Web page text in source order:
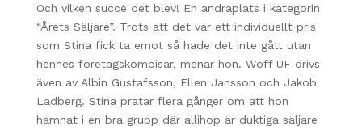
Och vilken succé det blev! En andraplats i kategorin
“Årets Säljare”. Trots att det var ett individuellt pris
som Stina fick ta emot så hade det inte gått utan
hennes företagskompisar, menar hon. Woff UF drivs
även av Albin Gustafsson, Ellen Jansson och Jakob
Ladberg. Stina pratar flera gånger om att hon
hamnat i en bra grupp där allihop är duktiga säljare